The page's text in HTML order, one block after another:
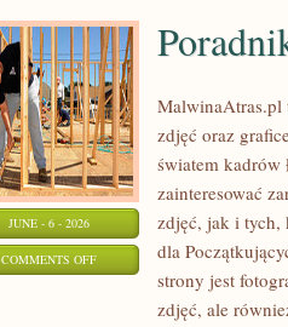
JUNE - 6 - 2026
COMMENTS OFFON
PORADNIKI
MalwinaAtras.pl
zdjęć oraz
światem kadrów
zainteresować
zdjęć, jak i tych,
dla
strony jest
zdjęć, ale